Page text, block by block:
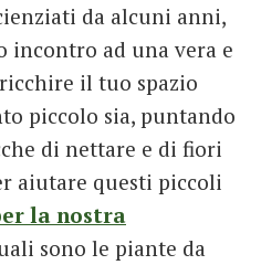
da alcuni anni,
incontro ad una vera e
il tuo spazio
piccolo sia, puntando
di nettare e di fiori
aiutare questi piccoli
la nostra
sono le piante da